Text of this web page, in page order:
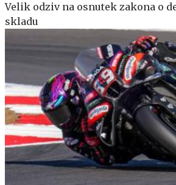
Velik odziv na osnutek zakona o
skladu